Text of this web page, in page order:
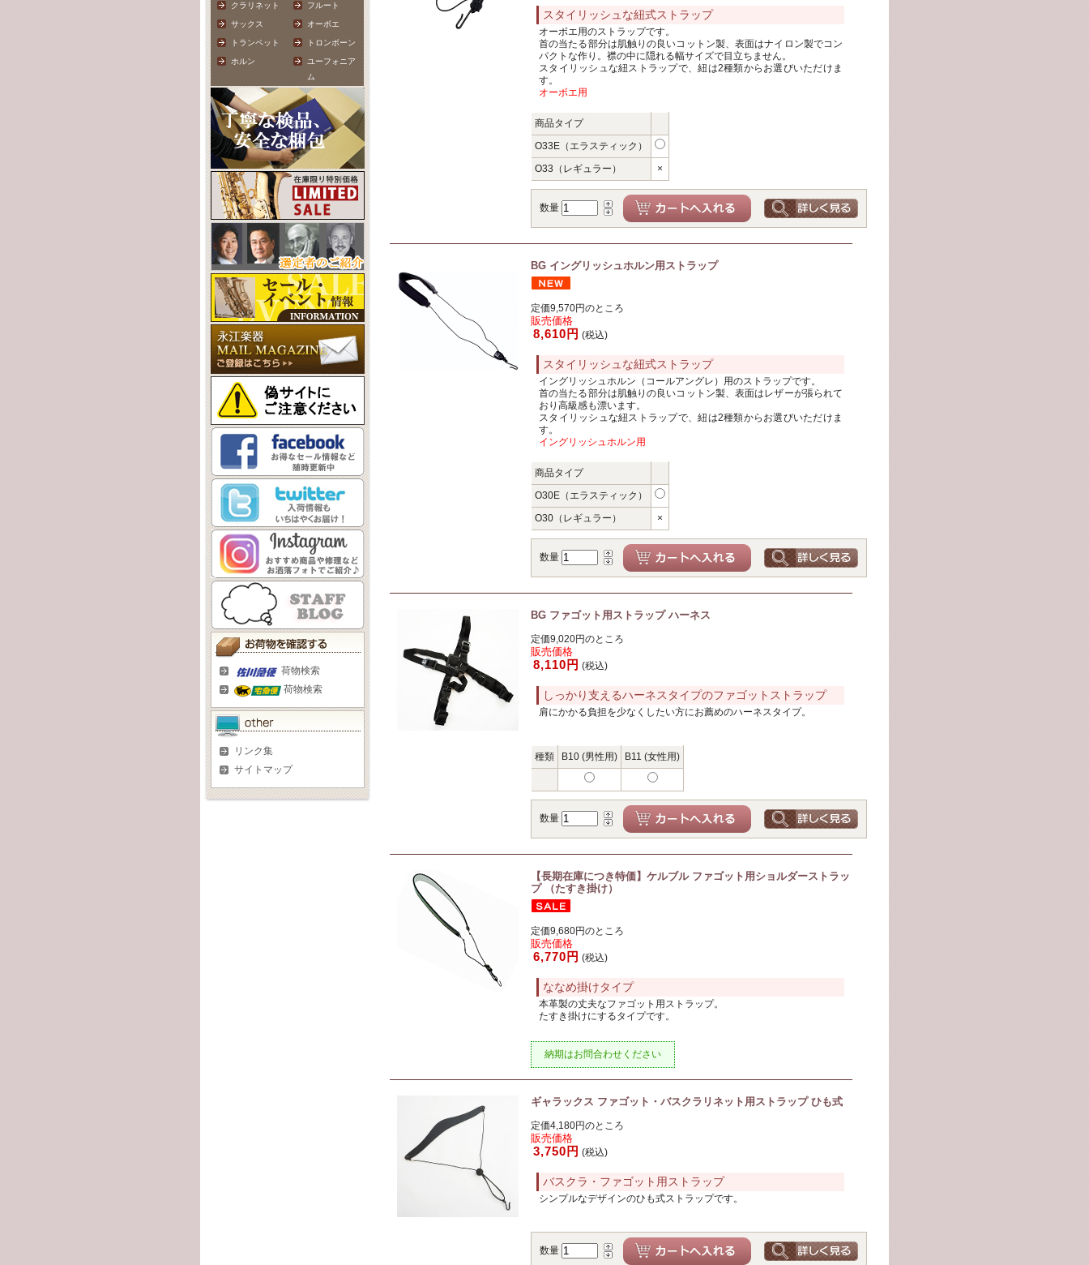
クラリネット フルート
サックス オーボエ
トランペット トロンボーン
ホルン
ユーフォニア
ム
荷物検索
荷物検索
リンク集
サイトマップ
スタイリッシュな紐式ストラップ
オーボエ用のストラップです。
首の当たる部分は肌触りの良いコットン製、表面はナイロン製でコン
パクトな作り。襟の中に隠れる幅サイズで目立ちません。
スタイリッシュな紐ストラップで、紐は2種類からお選びいただけま
す。
オーボエ用
商品タイプ
O33E（エラスティック）
O33（レギュラー）
×
数量
BG イングリッシュホルン用ストラップ
定価9,570円のところ
販売価格
8,610円 (税込)
スタイリッシュな紐式ストラップ
イングリッシュホルン（コールアングレ）用のストラップです。
首の当たる部分は肌触りの良いコットン製、表面はレザーが張られて
おり高級感も漂います。
スタイリッシュな紐ストラップで、紐は2種類からお選びいただけま
す。
イングリッシュホルン用
商品タイプ
O30E（エラスティック）
O30（レギュラー）
×
数量
BG ファゴット用ストラップ ハーネス
定価9,020円のところ
販売価格
8,110円 (税込)
しっかり支えるハーネスタイプのファゴットストラップ
肩にかかる負担を少なくしたい方にお薦めのハーネスタイプ。
種類 B10 (男性用) B11 (女性用)
数量
【長期在庫につき特価】ケルブル ファゴット用ショルダーストラッ
プ （たすき掛け）
定価9,680円のところ
販売価格
6,770円 (税込)
ななめ掛けタイプ
本革製の丈夫なファゴット用ストラップ。
たすき掛けにするタイプです。
納期はお問合わせください
ギャラックス ファゴット・バスクラリネット用ストラップ ひも式
定価4,180円のところ
販売価格
3,750円 (税込)
バスクラ・ファゴット用ストラップ
シンプルなデザインのひも式ストラップです。
数量